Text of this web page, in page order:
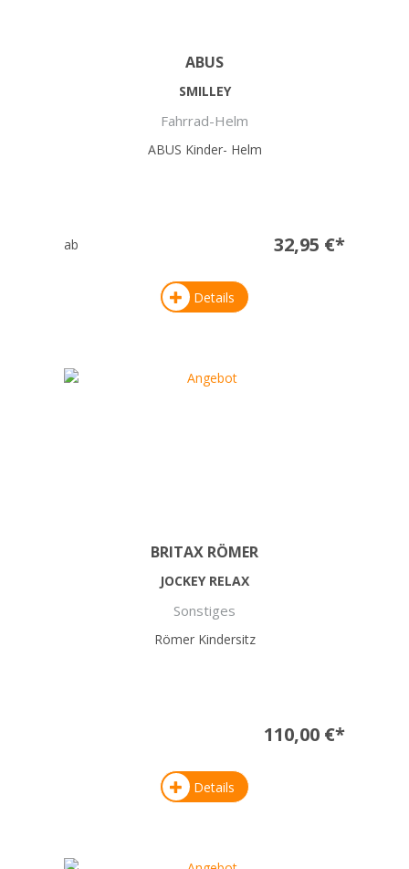
ABUS
SMILLEY
Fahrrad-Helm
ABUS Kinder- Helm
ab 32,95 €*
Details
BRITAX RÖMER
JOCKEY RELAX
Sonstiges
Römer Kindersitz
110,00 €*
Details